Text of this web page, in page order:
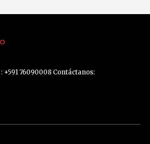
76090008 Contáctanos: